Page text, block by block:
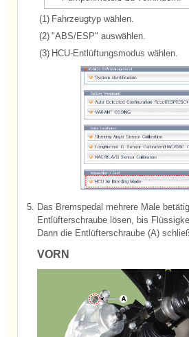
(1) Fahrzeugtyp wählen.
(2) "ABS/ESP" auswählen.
(3) HCU-Entlüftungsmodus wählen.
5. Das Bremspedal mehrere Male
Entlüfterschraube lösen, bis
Dann die Entlüfterschraube (A)
VORN